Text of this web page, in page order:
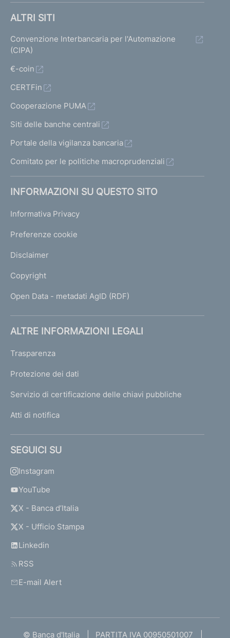
ALTRI SITI
Convenzione Interbancaria per l'Automazione
(CIPA)
€-coin
CERTFin
Cooperazione PUMA
Siti delle banche centrali
Portale della vigilanza bancaria
Comitato per le politiche macroprudenziali
INFORMAZIONI SU QUESTO SITO
Informativa Privacy
Preferenze cookie
Disclaimer
Copyright
Open Data - metadati AgID (RDF)
ALTRE INFORMAZIONI LEGALI
Trasparenza
Protezione dei dati
Servizio di certificazione delle chiavi pubbliche
Atti di notifica
SEGUICI SU
Instagram
YouTube
X - Banca d’Italia
X - Ufficio Stampa
Linkedin
RSS
E-mail Alert
© Banca d'Italia PARTITA IVA 00950501007